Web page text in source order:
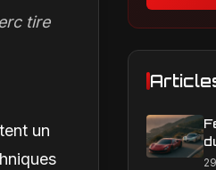
tire
un